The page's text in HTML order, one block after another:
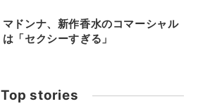
マドンナ、新作香水のコマーシャル
は「セクシーすぎる」
Top stories